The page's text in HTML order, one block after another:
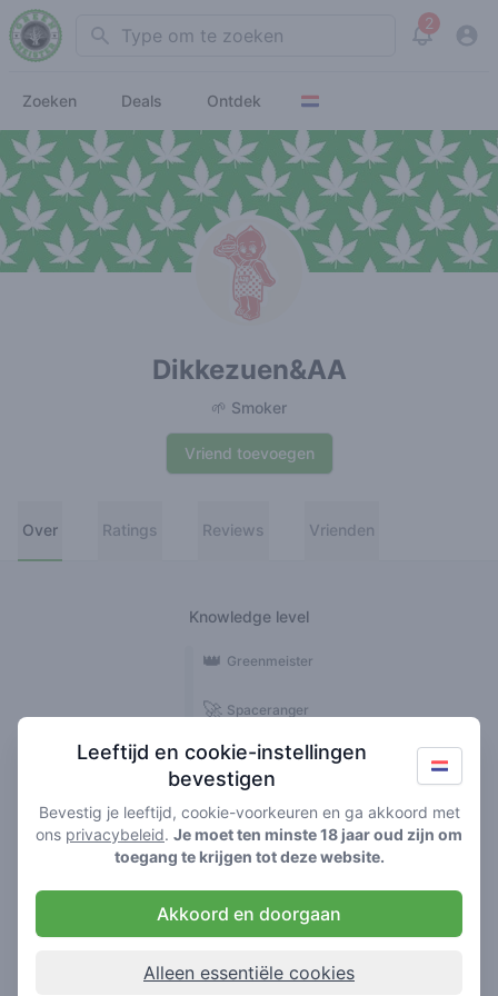
Search 2
View
Zoeken Deals Ontdek
Dikkezuen&AA
🌱 Smoker
Vriend toevoegen
Over Ratings Reviews Vrienden
Knowledge level
🍃 Smoker
🌱 Roller
🥦 Stoner
🚀 Spaceranger
👑 Greenmeister
Reviews
Leeftijd en cookie-instellingen
bevestigen
Bevestig je leeftijd, cookie-voorkeuren en ga akkoord met
ons privacybeleid. Je moet ten minste 18 jaar oud zijn om
toegang te krijgen tot deze website.
Akkoord en doorgaan
Alleen essentiële cookies